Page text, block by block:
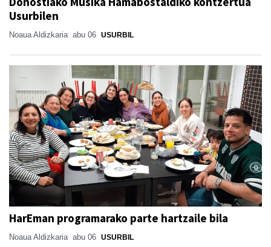
Usurbilen
Noaua Aldizkaria abu 06 USURBIL
HarEman programarako parte hartzaile bila
Noaua Aldizkaria abu 06 USURBIL